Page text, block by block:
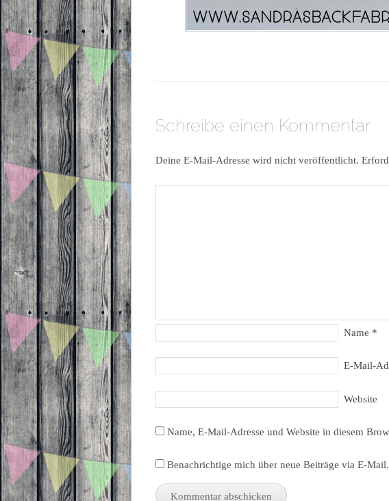
Schreibe einen Kommentar
Deine E-Mail-Adresse wird nicht veröffentlicht.
Name *
E-Mail-
Website
Name, E-Mail-Adresse und Website in diesem
Benachrichtige mich über neue Beiträge via E-Mail.